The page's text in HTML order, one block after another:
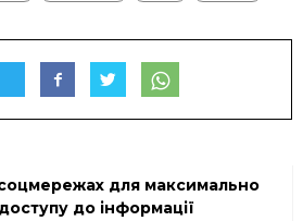
для максимально
до інформації